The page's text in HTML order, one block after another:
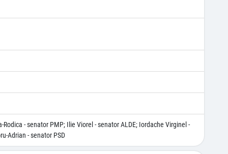
- senator PMP; Ilie Viorel - senator ALDE; Iordache Virginel -
Adrian - senator PSD